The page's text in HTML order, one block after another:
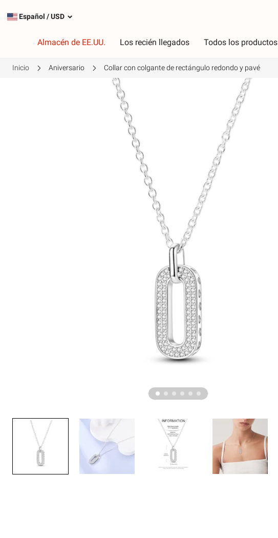
Español /USD
Almacén de EE.UU. Los recién llegados Todos los productos
Color
Rojo
Rosa
Verde
Inicio Aniversario Collar con colgante de rectángulo redondo y pavé